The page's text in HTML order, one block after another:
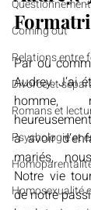
Coming out
Relations entre
Divorce et
Romans et
Psychologie et
Homosexualité
Par où
Audrey. J’ai
homme,
à avoir
mariés,
Notre vie
de notre